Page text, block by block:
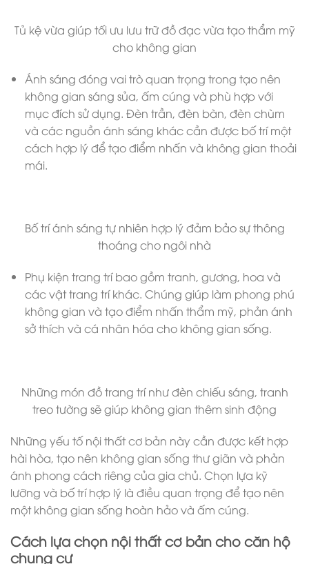
Tủ kệ vừa giúp tối ưu lưu trữ đồ đạc vừa tạo thẩm mỹ
cho không gian
Ánh sáng đóng vai trò quan trọng trong tạo nên
không gian sáng sủa, ấm cúng và phù hợp với
mục đích sử dụng. Đèn trần, đèn bàn, đèn chùm
và các nguồn ánh sáng khác cần được bố trí một
cách hợp lý để tạo điểm nhấn và không gian thoải
mái.
Bố trí ánh sáng tự nhiên hợp lý đảm bảo sự thông
thoáng cho ngôi nhà
Phụ kiện trang trí bao gồm tranh, gương, hoa và
các vật trang trí khác. Chúng giúp làm phong phú
không gian và tạo điểm nhấn thẩm mỹ, phản ánh
sở thích và cá nhân hóa cho không gian sống.
Những món đồ trang trí như đèn chiếu sáng, tranh
treo tường sẽ giúp không gian thêm sinh động
Những yếu tố nội thất cơ bản này cần được kết hợp
hài hòa, tạo nên không gian sống thư giãn và phản
ánh phong cách riêng của gia chủ. Chọn lựa kỹ
lưỡng và bố trí hợp lý là điều quan trọng để tạo nên
một không gian sống hoàn hảo và ấm cúng.
Cách lựa chọn nội thất cơ bản cho căn hộ
chung cư